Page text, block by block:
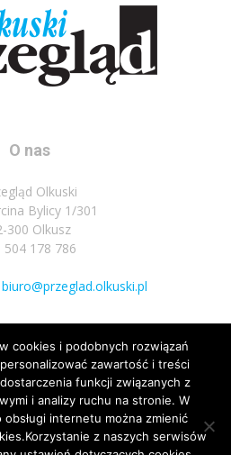
O nas
Olkuski
Bylicy 1/301
300 Olkusz
504 178 786
biuro@przeglad.olkuski.pl
za nami
cookies i podobnych rozwiązań
zawartość i treści
funkcji związanych z
i analizy ruchu na stronie. W
obsługi internetu można zmienić
z naszych serwisów